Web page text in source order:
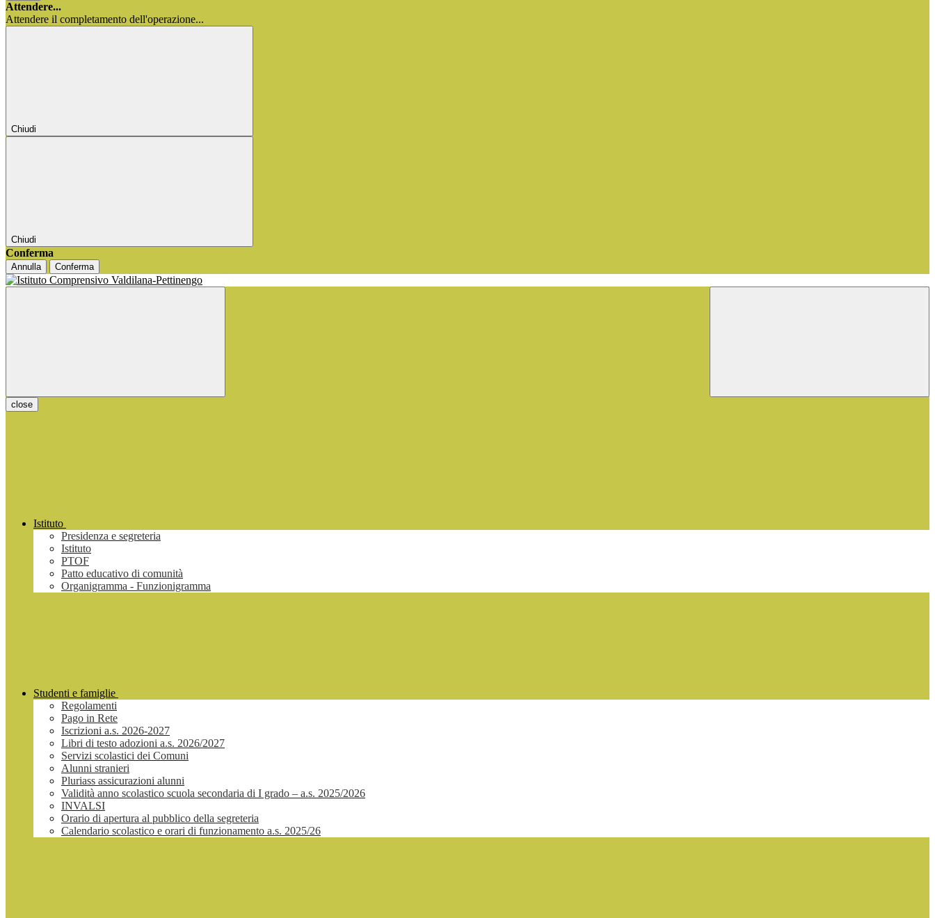
Attendere...
Attendere il completamento dell'operazione...
Chiudi
Chiudi
Conferma
Annulla Conferma
close
Istituto
Presidenza e segreteria
Istituto
PTOF
Patto educativo di comunità
Organigramma - Funzionigramma
Studenti e famiglie
Regolamenti
Pago in Rete
Iscrizioni a.s. 2026-2027
Libri di testo adozioni a.s. 2026/2027
Servizi scolastici dei Comuni
Alunni stranieri
Pluriass assicurazioni alunni
Validità anno scolastico scuola secondaria di I grado – a.s. 2025/2026
INVALSI
Orario di apertura al pubblico della segreteria
Calendario scolastico e orari di funzionamento a.s. 2025/26